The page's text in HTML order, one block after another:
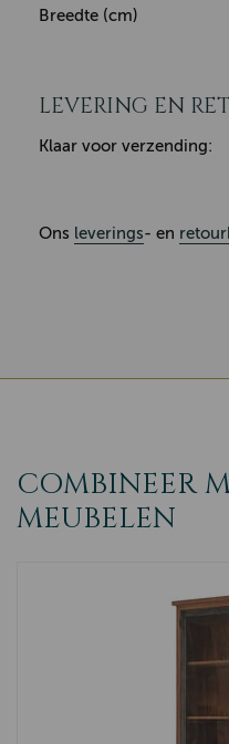
Breedte (cm)
LEVERING EN
Klaar voor verzending:
Ons leverings- en
COMBINEER
MEUBELEN